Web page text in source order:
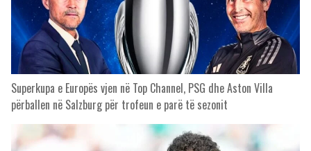
Superkupa e Europës vjen në Top Channel, PSG dhe Aston Villa
përballen në Salzburg për trofeun e parë të sezonit